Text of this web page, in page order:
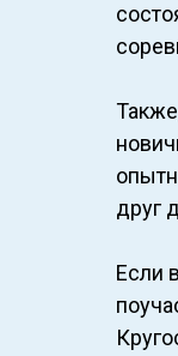
друг
Если